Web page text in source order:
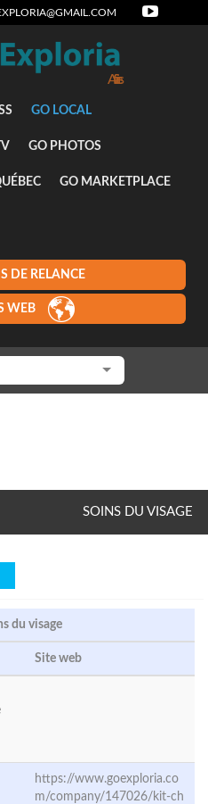
GO LOCAL
GO PHOTOS
GO MARKETPLACE
DE RELANCE
WEB
SOINS DU VISAGE
du visage
Site web
https://www.goexploria.co
m/company/147026/kit-ch